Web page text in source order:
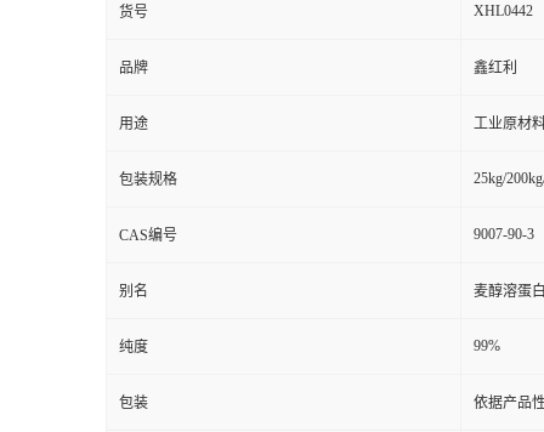
货号 XHL0442
品牌 鑫红利
用途 工业原材
包装规格 25kg/
CAS编号 9007-90-3
别名 麦醇溶蛋
纯度 99%
包装 依据产品